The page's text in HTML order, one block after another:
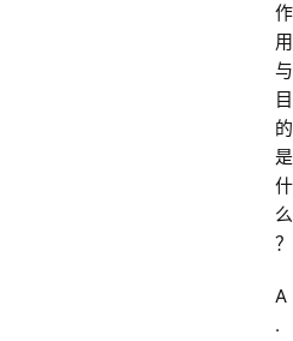
作
用
与
目
的
是
什
么
？
A
.